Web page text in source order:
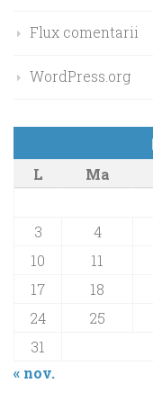
Flux comentarii
WordPress.org
L
Ma
3
4
10
11
17
18
24
25
31
« nov.